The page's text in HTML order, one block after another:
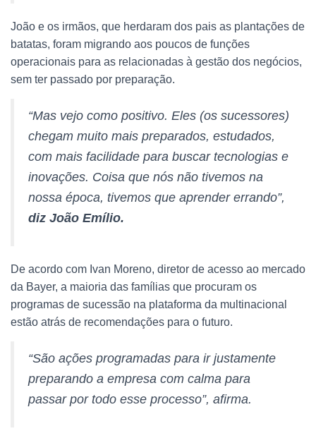
João e os irmãos, que herdaram dos pais as plantações de
batatas, foram migrando aos poucos de funções
operacionais para as relacionadas à gestão dos negócios,
sem ter passado por preparação.
“Mas vejo como positivo. Eles (os sucessores)
chegam muito mais preparados, estudados,
com mais facilidade para buscar tecnologias e
inovações. Coisa que nós não tivemos na
nossa época, tivemos que aprender errando”,
diz João Emílio.
De acordo com Ivan Moreno, diretor de acesso ao mercado
da Bayer, a maioria das famílias que procuram os
programas de sucessão na plataforma da multinacional
estão atrás de recomendações para o futuro.
“São ações programadas para ir justamente
preparando a empresa com calma para
passar por todo esse processo”, afirma.